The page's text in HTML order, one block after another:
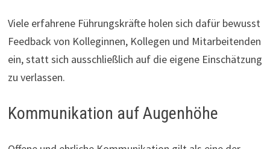
Viele erfahrene Führungskräfte holen sich dafür bewusst
Feedback von Kolleginnen, Kollegen und Mitarbeitenden
ein, statt sich ausschließlich auf die eigene Einschätzung
zu verlassen.
Kommunikation auf Augenhöhe